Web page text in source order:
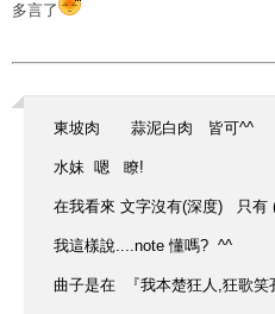
多言了
東坡肉 蒜泥白肉 皆可^^
水妹 嗯 瞭!
在我看來 文字沒有(深度) 只有
我這樣說....note 懂嗎? ^^
曲子是在 『我本楚狂人,狂歌